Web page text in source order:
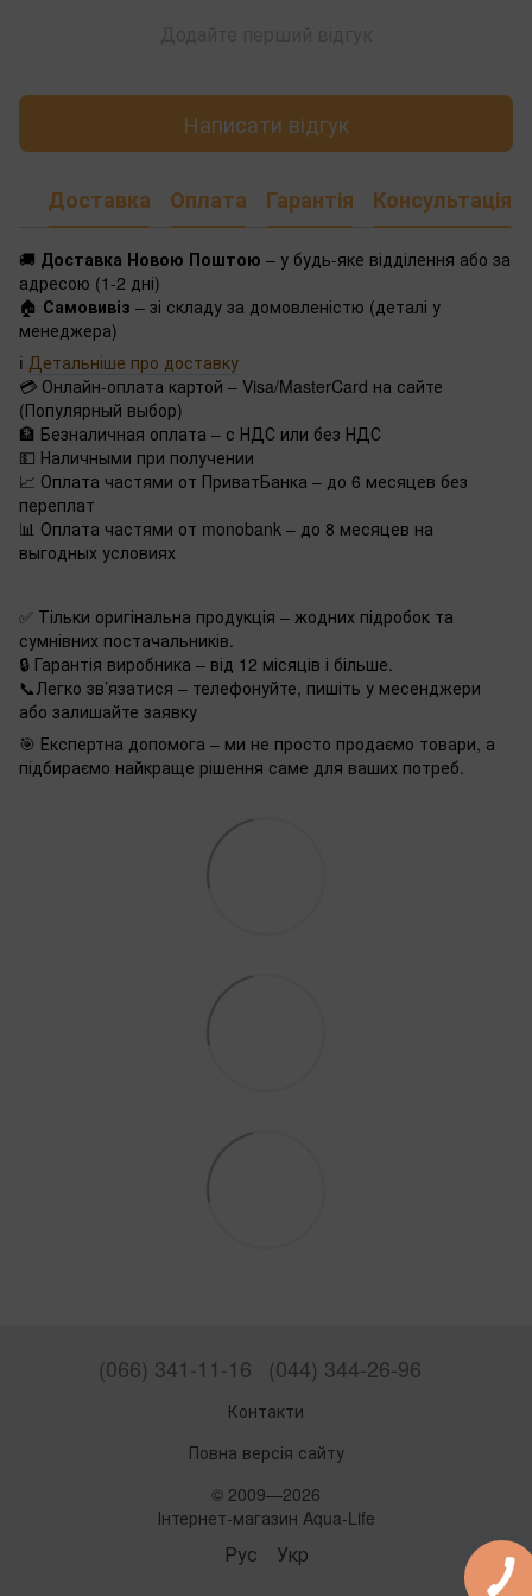
Написати відгук
Доставка Оплата Гарантія Консультація
🚚 Доставка Новою Поштою – у будь-яке відділення або за
адресою (1-2 дні)
🏠 Самовивіз – зі складу за домовленістю (деталі у
менеджера)
ℹ️ Детальніше про доставку
💳 Онлайн-оплата картой – Visa/MasterCard на сайте
(Популярный выбор)
🏦 Безналичная оплата – с НДС или без НДС
💵 Наличными при получении
📈 Оплата частями от ПриватБанка – до 6 месяцев без
переплат
📊 Оплата частями от monobank – до 8 месяцев на
выгодных условиях
✅ Тільки оригінальна продукція – жодних підробок та
сумнівних постачальників.
🔒 Гарантія виробника – від 12 місяців і більше.
📞Легко зв’язатися – телефонуйте, пишіть у месенджери
або залишайте заявку
🎯 Експертна допомога – ми не просто продаємо товари, а
підбираємо найкраще рішення саме для ваших потреб.
(066) 341-11-16 (044) 344-26-96
Контакти
Повна версія сайту
© 2009—2026
Інтернет-магазин Aqua-Life
Рус Укр